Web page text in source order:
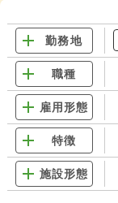
勤務地
職種
雇用形態
特徴
施設形態